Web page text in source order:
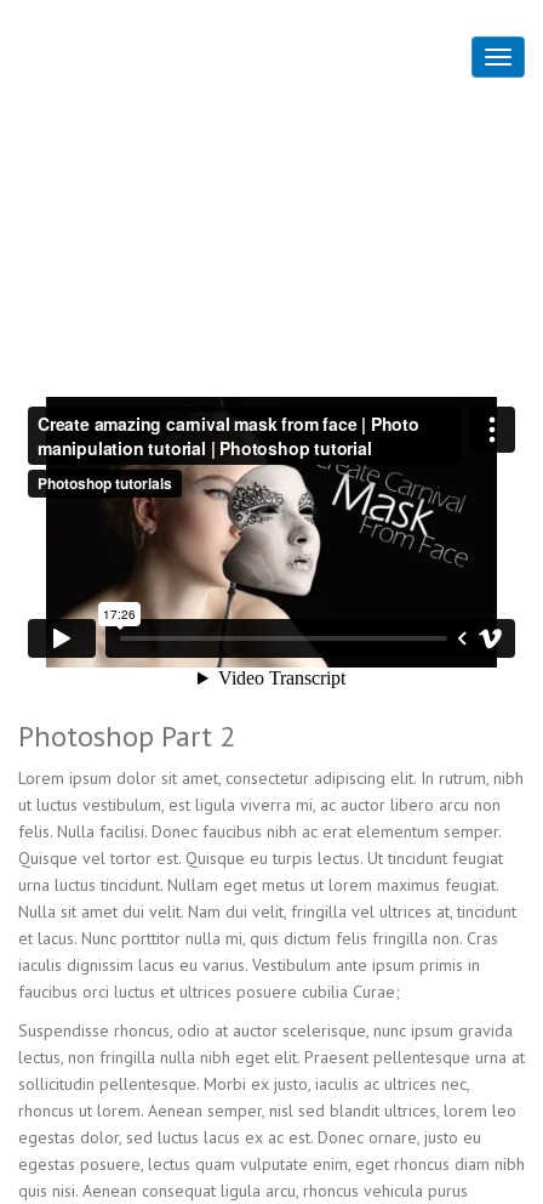
Photoshop Part 2
Lorem ipsum dolor sit amet, consectetur adipiscing elit. In rutrum, nibh
ut luctus vestibulum, est ligula viverra mi, ac auctor libero arcu non
felis. Nulla facilisi. Donec faucibus nibh ac erat elementum semper.
Quisque vel tortor est. Quisque eu turpis lectus. Ut tincidunt feugiat
urna luctus tincidunt. Nullam eget metus ut lorem maximus feugiat.
Nulla sit amet dui velit. Nam dui velit, fringilla vel ultrices at, tincidunt
et lacus. Nunc porttitor nulla mi, quis dictum felis fringilla non. Cras
iaculis dignissim lacus eu varius. Vestibulum ante ipsum primis in
faucibus orci luctus et ultrices posuere cubilia Curae;
Suspendisse rhoncus, odio at auctor scelerisque, nunc ipsum gravida
lectus, non fringilla nulla nibh eget elit. Praesent pellentesque urna at
sollicitudin pellentesque. Morbi ex justo, iaculis ac ultrices nec,
rhoncus ut lorem. Aenean semper, nisl sed blandit ultrices, lorem leo
egestas dolor, sed luctus lacus ex ac est. Donec ornare, justo eu
egestas posuere, lectus quam vulputate enim, eget rhoncus diam nibh
quis nisi. Aenean consequat ligula arcu, rhoncus vehicula purus